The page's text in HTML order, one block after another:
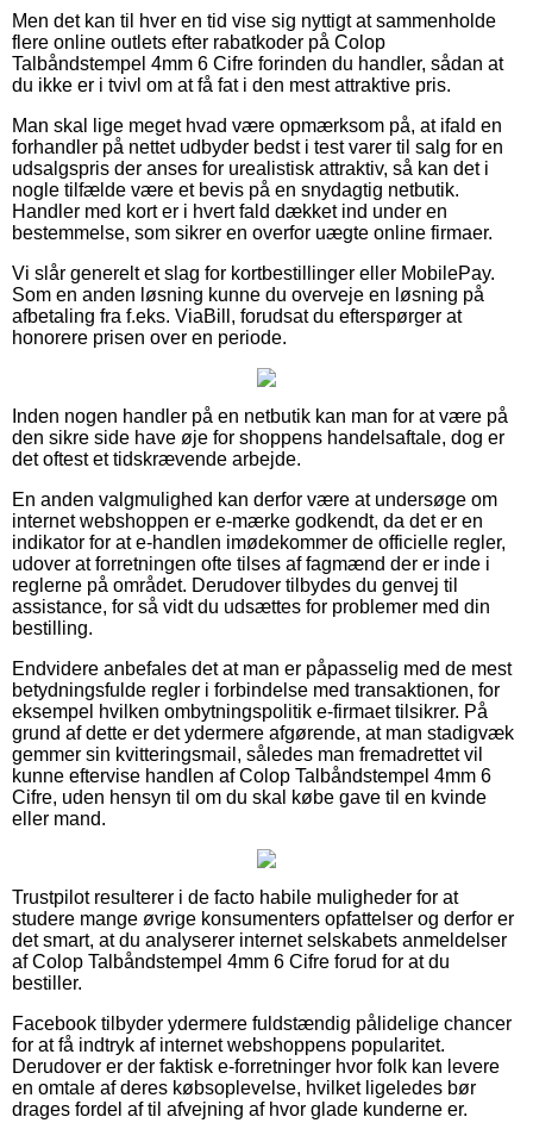
Men det kan til hver en tid vise sig nyttigt at sammenholde
flere online outlets efter rabatkoder på Colop
Talbåndstempel 4mm 6 Cifre forinden du handler, sådan at
du ikke er i tvivl om at få fat i den mest attraktive pris.
Man skal lige meget hvad være opmærksom på, at ifald en
forhandler på nettet udbyder bedst i test varer til salg for en
udsalgspris der anses for urealistisk attraktiv, så kan det i
nogle tilfælde være et bevis på en snydagtig netbutik.
Handler med kort er i hvert fald dækket ind under en
bestemmelse, som sikrer en overfor uægte online firmaer.
Vi slår generelt et slag for kortbestillinger eller MobilePay.
Som en anden løsning kunne du overveje en løsning på
afbetaling fra f.eks. ViaBill, forudsat du efterspørger at
honorere prisen over en periode.
Inden nogen handler på en netbutik kan man for at være på
den sikre side have øje for shoppens handelsaftale, dog er
det oftest et tidskrævende arbejde.
En anden valgmulighed kan derfor være at undersøge om
internet webshoppen er e-mærke godkendt, da det er en
indikator for at e-handlen imødekommer de officielle regler,
udover at forretningen ofte tilses af fagmænd der er inde i
reglerne på området. Derudover tilbydes du genvej til
assistance, for så vidt du udsættes for problemer med din
bestilling.
Endvidere anbefales det at man er påpasselig med de mest
betydningsfulde regler i forbindelse med transaktionen, for
eksempel hvilken ombytningspolitik e-firmaet tilsikrer. På
grund af dette er det ydermere afgørende, at man stadigvæk
gemmer sin kvitteringsmail, således man fremadrettet vil
kunne eftervise handlen af Colop Talbåndstempel 4mm 6
Cifre, uden hensyn til om du skal købe gave til en kvinde
eller mand.
Trustpilot resulterer i de facto habile muligheder for at
studere mange øvrige konsumenters opfattelser og derfor er
det smart, at du analyserer internet selskabets anmeldelser
af Colop Talbåndstempel 4mm 6 Cifre forud for at du
bestiller.
Facebook tilbyder ydermere fuldstændig pålidelige chancer
for at få indtryk af internet webshoppens popularitet.
Derudover er der faktisk e-forretninger hvor folk kan levere
en omtale af deres købsoplevelse, hvilket ligeledes bør
drages fordel af til afvejning af hvor glade kunderne er.